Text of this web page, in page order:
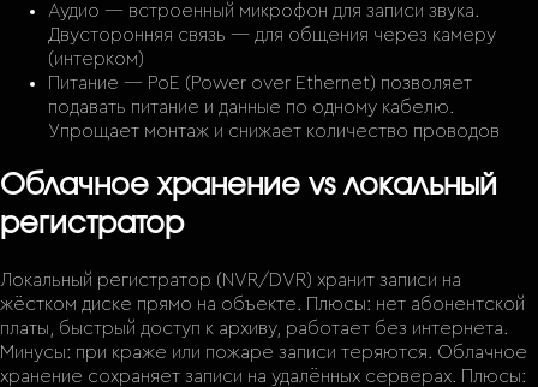
Аудио — встроенный микрофон для записи звука.
Двусторонняя связь — для общения через камеру
(интерком)
Питание — PoE (Power over Ethernet) позволяет
подавать питание и данные по одному кабелю.
Упрощает монтаж и снижает количество проводов
Облачное хранение vs локальный
регистратор
Локальный регистратор (NVR/DVR) хранит записи на
жёстком диске прямо на объекте. Плюсы: нет абонентской
платы, быстрый доступ к архиву, работает без интернета.
Минусы: при краже или пожаре записи теряются. Облачное
хранение сохраняет записи на удалённых серверах. Плюсы: